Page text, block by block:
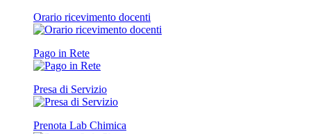
Orario ricevimento docenti
Pago in Rete
Presa di Servizio
Prenota Lab Chimica